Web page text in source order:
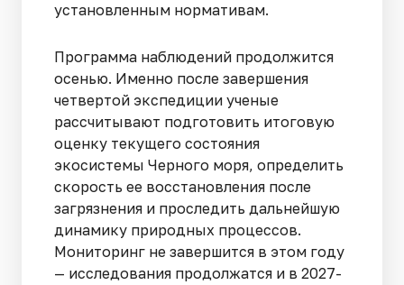
установленным нормативам.
Программа наблюдений продолжится
осенью. Именно после завершения
четвертой экспедиции ученые
рассчитывают подготовить итоговую
оценку текущего состояния
экосистемы Черного моря, определить
скорость ее восстановления после
загрязнения и проследить дальнейшую
динамику природных процессов.
Мониторинг не завершится в этом году
— исследования продолжатся и в 2027-